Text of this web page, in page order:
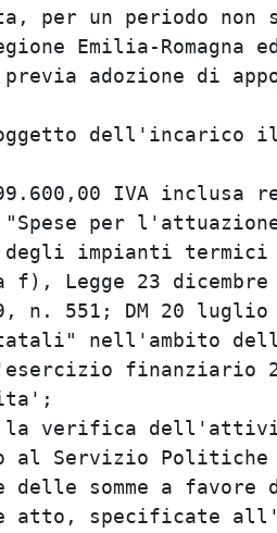
per un
Regione Emilia-
previa
oggetto
399.600,00 IVA
32136 "Spese
degli
f), Legge 23
1999, n. 551;
Mezzi statali"
l'esercizio
e la
al Servizio
delle somme a
atto,